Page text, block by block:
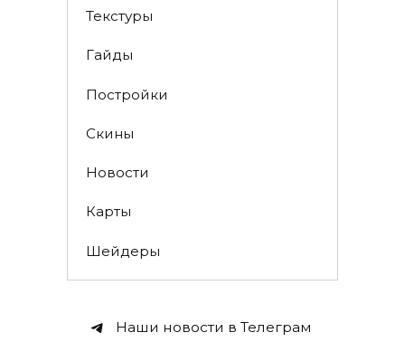
Текстуры
Гайды
Постройки
Скины
Новости
Карты
Шейдеры
Наши новости в Телеграм